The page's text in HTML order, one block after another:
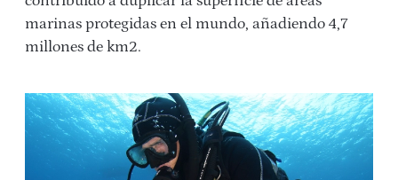
marinas protegidas en el mundo, añadiendo 4,7
millones de km2.